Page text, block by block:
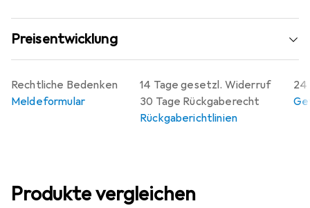
Preisentwicklung
14 Tage gesetzl. Widerruf
30 Tage Rückgaberecht
Rückgaberichtlinien
24
Rechtliche Bedenken
Meldeformular
Produkte vergleichen